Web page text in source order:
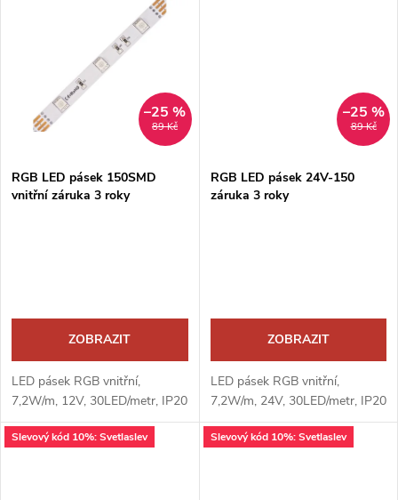
89 Kč
–25 %
RGB LED pásek 150SMD
vnitřní záruka 3 roky
ZOBRAZIT
LED pásek RGB vnitřní,
7,2W/m, 12V, 30LED/metr, IP20
89 Kč
–25 %
RGB LED pásek 24V-150
záruka 3 roky
ZOBRAZIT
LED pásek RGB vnitřní,
7,2W/m, 24V, 30LED/metr, IP20
Slevový kód 10%: Svetlaslev Slevový kód 10%: Svetlaslev